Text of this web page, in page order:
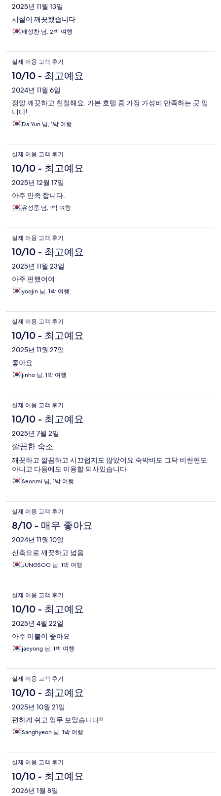
2025년 11월 13일
시설이 깨끗했습니다
배성찬 님, 2박 여행
실제 이용 고객 후기
10/10 - 최고예요
2024년 11월 6일
정말 깨끗하고 친절해요. 가본 호텔 중 가장 가성비 만족하는 곳 입
니다!
Da Yun 님, 1박 여행
실제 이용 고객 후기
10/10 - 최고예요
2025년 12월 17일
아주 만족 합니다.
유성중 님, 1박 여행
실제 이용 고객 후기
10/10 - 최고예요
2025년 11월 23일
아주 편했어여
yoojin 님, 1박 여행
실제 이용 고객 후기
10/10 - 최고예요
2025년 11월 27일
좋아요
jinho 님, 1박 여행
실제 이용 고객 후기
10/10 - 최고예요
2025년 7월 2일
깔끔한 숙소
깨끗하고 깔끔하고 시끄럽지도 않았어요 숙박비도 그닥 비싼편도
아니고 다음에도 이용할 의사있습니다
Seonmi 님, 1박 여행
실제 이용 고객 후기
8/10 - 매우 좋아요
2024년 11월 10일
신축으로 깨끗하고 넓음
JUNGSOO 님, 1박 여행
실제 이용 고객 후기
10/10 - 최고예요
2025년 4월 22일
아주 이불이 좋아요
jaeyong 님, 1박 여행
실제 이용 고객 후기
10/10 - 최고예요
2025년 10월 21일
편하게 쉬고 업무 보았습니다!!
Sanghyeon 님, 1박 여행
실제 이용 고객 후기
10/10 - 최고예요
2026년 1월 8일